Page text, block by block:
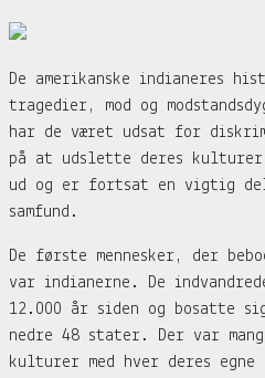
De amerikanske indianeres
tragedier, mod og
har de været udsat for
på at udslette deres
ud og er fortsat en vigtig
samfund.
De første mennesker, der
var indianerne. De
12.000 år siden og bosatte
nedre 48 stater. Der var
kulturer med hver deres